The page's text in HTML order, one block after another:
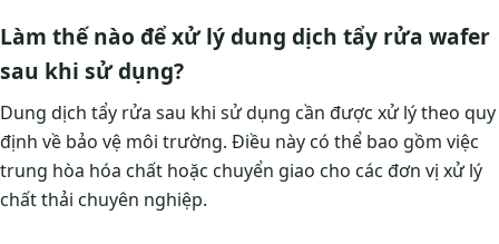
Làm thế nào để xử lý dung dịch tẩy rửa wafer
sau khi sử dụng?
Dung dịch tẩy rửa sau khi sử dụng cần được xử lý theo quy
định về bảo vệ môi trường. Điều này có thể bao gồm việc
trung hòa hóa chất hoặc chuyển giao cho các đơn vị xử lý
chất thải chuyên nghiệp.